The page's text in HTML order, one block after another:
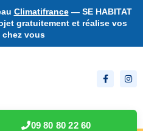
Climatifrance— SE HABITAT
gratuitement et réalise vos
chez vous
09 80 80 22 60